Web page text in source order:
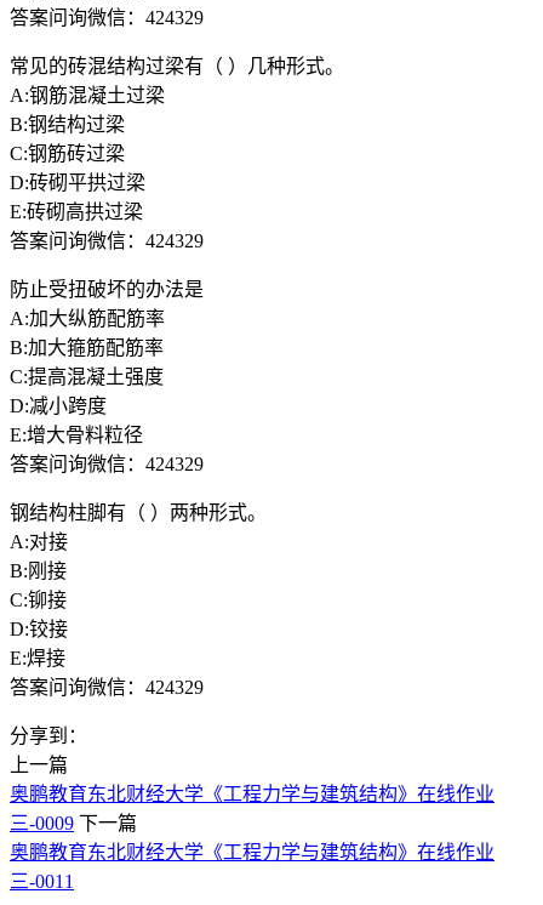
答案问询微信：424329
常见的砖混结构过梁有（ ）几种形式。
A:钢筋混凝土过梁
B:钢结构过梁
C:钢筋砖过梁
D:砖砌平拱过梁
E:砖砌高拱过梁
答案问询微信：424329
防止受扭破坏的办法是
A:加大纵筋配筋率
B:加大箍筋配筋率
C:提高混凝土强度
D:减小跨度
E:增大骨料粒径
答案问询微信：424329
钢结构柱脚有（ ）两种形式。
A:对接
B:刚接
C:铆接
D:铰接
E:焊接
答案问询微信：424329
分享到：
上一篇
奥鹏教育东北财经大学《工程力学与建筑结构》在线作业
三-0009 下一篇
奥鹏教育东北财经大学《工程力学与建筑结构》在线作业
三-0011